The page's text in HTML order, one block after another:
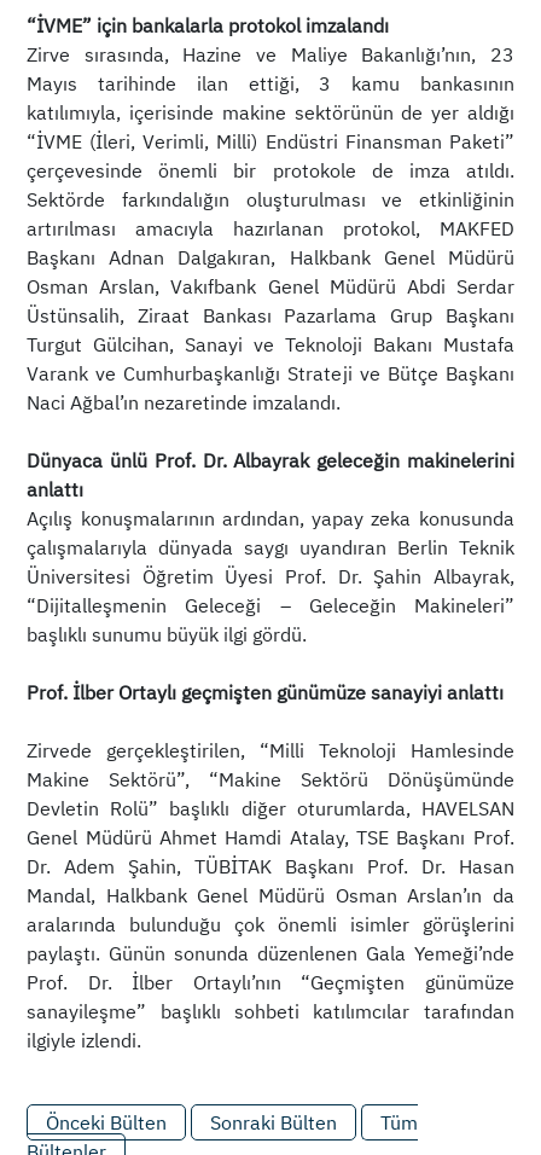
“İVME” için bankalarla protokol imzalandı
Zirve sırasında, Hazine ve Maliye Bakanlığı’nın, 23
Mayıs tarihinde ilan ettiği, 3 kamu bankasının
katılımıyla, içerisinde makine sektörünün de yer aldığı
“İVME (İleri, Verimli, Milli) Endüstri Finansman Paketi”
çerçevesinde önemli bir protokole de imza atıldı.
Sektörde farkındalığın oluşturulması ve etkinliğinin
artırılması amacıyla hazırlanan protokol, MAKFED
Başkanı Adnan Dalgakıran, Halkbank Genel Müdürü
Osman Arslan, Vakıfbank Genel Müdürü Abdi Serdar
Üstünsalih, Ziraat Bankası Pazarlama Grup Başkanı
Turgut Gülcihan, Sanayi ve Teknoloji Bakanı Mustafa
Varank ve Cumhurbaşkanlığı Strateji ve Bütçe Başkanı
Naci Ağbal’ın nezaretinde imzalandı.
Dünyaca ünlü Prof. Dr. Albayrak geleceğin makinelerini
anlattı
Açılış konuşmalarının ardından, yapay zeka konusunda
çalışmalarıyla dünyada saygı uyandıran Berlin Teknik
Üniversitesi Öğretim Üyesi Prof. Dr. Şahin Albayrak,
“Dijitalleşmenin Geleceği – Geleceğin Makineleri”
başlıklı sunumu büyük ilgi gördü.
Prof. İlber Ortaylı geçmişten günümüze sanayiyi anlattı
Zirvede gerçekleştirilen, “Milli Teknoloji Hamlesinde
Makine Sektörü”, “Makine Sektörü Dönüşümünde
Devletin Rolü” başlıklı diğer oturumlarda, HAVELSAN
Genel Müdürü Ahmet Hamdi Atalay, TSE Başkanı Prof.
Dr. Adem Şahin, TÜBİTAK Başkanı Prof. Dr. Hasan
Mandal, Halkbank Genel Müdürü Osman Arslan’ın da
aralarında bulunduğu çok önemli isimler görüşlerini
paylaştı. Günün sonunda düzenlenen Gala Yemeği’nde
Prof. Dr. İlber Ortaylı’nın “Geçmişten günümüze
sanayileşme” başlıklı sohbeti katılımcılar tarafından
ilgiyle izlendi.
Önceki Bülten Sonraki Bülten
Tüm